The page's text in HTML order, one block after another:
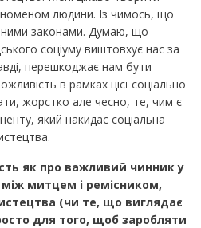
людини. Із чимось, що
законами. Думаю, що
соціуму виштовхує нас за
перешкоджає нам бути
в рамках цієї соціальної
жорстко але чесно, те, чим є
який накидає соціальна
як про важливий чинник у
між митцем і ремісником,
(чи те, що виглядає
для того, щоб заробляти